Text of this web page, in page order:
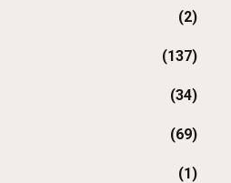
(2)
(137)
(34)
(69)
(1)